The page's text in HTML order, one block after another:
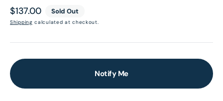
Regular
price
$137.00 Sold Out
Shipping calculated at checkout.
Notify Me